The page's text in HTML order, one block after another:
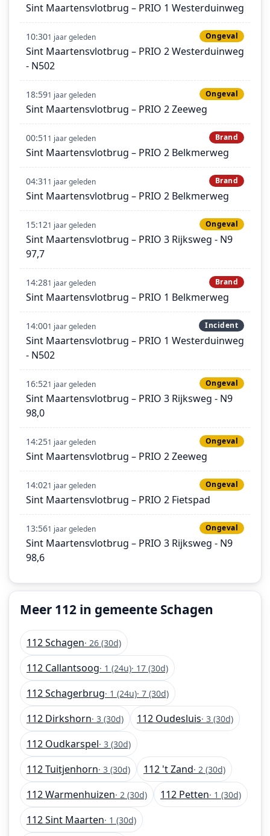
Sint Maartensvlotbrug – PRIO 1 Westerduinweg
10:301 jaar geleden Ongeval
Sint Maartensvlotbrug – PRIO 2 Westerduinweg
- N502
18:591 jaar geleden Ongeval
Sint Maartensvlotbrug – PRIO 2 Zeeweg
00:51 1 jaar geleden Brand
Sint Maartensvlotbrug – PRIO 2 Belkmerweg
04:31 1 jaar geleden Brand
Sint Maartensvlotbrug – PRIO 2 Belkmerweg
15:121 jaar geleden Ongeval
Sint Maartensvlotbrug – PRIO 3 Rijksweg - N9
97,7
14:281 jaar geleden Brand
Sint Maartensvlotbrug – PRIO 1 Belkmerweg
14:001 jaar geleden Incident
Sint Maartensvlotbrug – PRIO 1 Westerduinweg
- N502
16:521 jaar geleden Ongeval
Sint Maartensvlotbrug – PRIO 3 Rijksweg - N9
98,0
14:251 jaar geleden Ongeval
Sint Maartensvlotbrug – PRIO 2 Zeeweg
14:021 jaar geleden Ongeval
Sint Maartensvlotbrug – PRIO 2 Fietspad
13:561 jaar geleden Ongeval
Sint Maartensvlotbrug – PRIO 3 Rijksweg - N9
98,6
Meer 112 in gemeente Schagen
112 Schagen· 26 (30d)
112 Callantsoog· 1 (24u)· 17 (30d)
112 Schagerbrug· 1 (24u)· 7 (30d)
112 Dirkshorn· 3 (30d) 112 Oudesluis· 3 (30d)
112 Oudkarspel· 3 (30d)
112 Tuitjenhorn· 3 (30d) 112 't Zand· 2 (30d)
112 Warmenhuizen· 2 (30d) 112 Petten· 1 (30d)
112 Sint Maarten· 1 (30d)